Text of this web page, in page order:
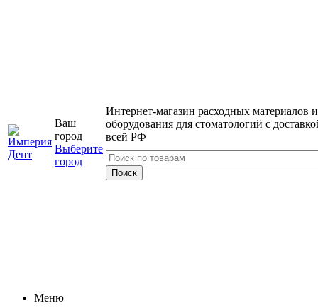
Ваш
город
Выберите
город
Интернет-магазин расходных материалов и
оборудования для стоматологий с
всей РФ
Меню